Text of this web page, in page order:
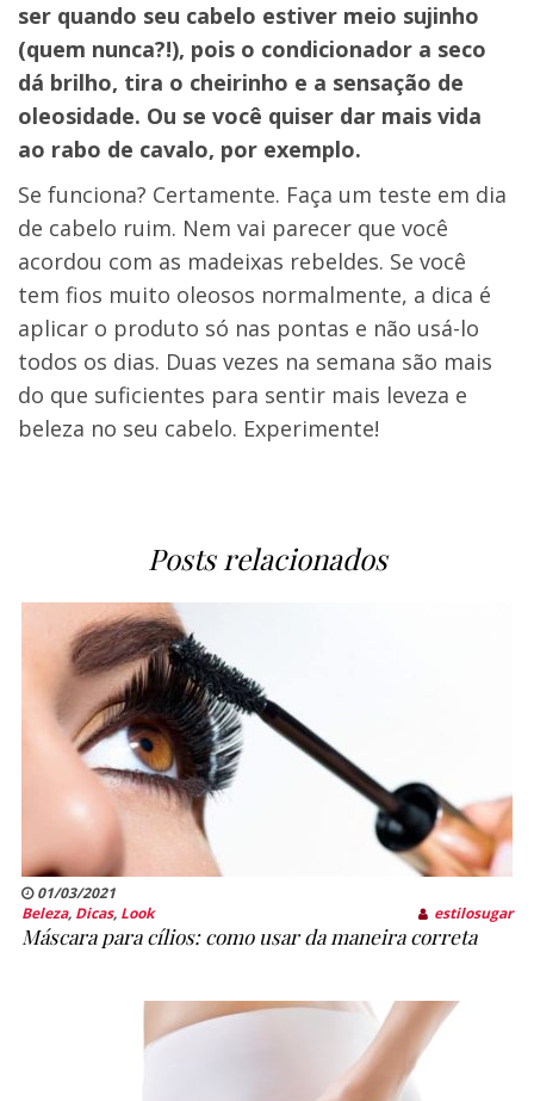
ser quando seu cabelo estiver meio sujinho
(quem nunca?!), pois o condicionador a seco
dá brilho, tira o cheirinho e a sensação de
oleosidade. Ou se você quiser dar mais vida
ao rabo de cavalo, por exemplo.
Se funciona? Certamente. Faça um teste em dia
de cabelo ruim. Nem vai parecer que você
acordou com as madeixas rebeldes. Se você
tem fios muito oleosos normalmente, a dica é
aplicar o produto só nas pontas e não usá-lo
todos os dias. Duas vezes na semana são mais
do que suficientes para sentir mais leveza e
beleza no seu cabelo. Experimente!
Posts relacionados
01/03/2021
Beleza, Dicas, Look estilosugar
Máscara para cílios: como usar da maneira correta